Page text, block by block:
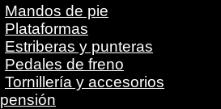
Mandos de pie
Plataformas
Estriberas y punteras
Pedales de freno
Tornillería y accesorios